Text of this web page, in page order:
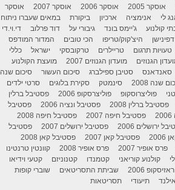
אוסקר 2005 אוסקר 2006 אוסקר 2007
אוסקר
לי אנימציה ארכיון ביקורת
במאים שעברו ניתוח
קולנוע ג'יימס בונד גיבורי על דוד פרלוב
די.וי.די
דפינישן היצ'קוק/טריפו הכי טובים
המדור המודפס
טעויות תרגום טריילרים טרקובסקי ישראל
כללי
הגנוזים מועדון הגנוזים 2007
מועצת הקולנוע
סאנדאנס סטיבן ספילברג סיכום העשור
סיכום שנה
שנה 2008 סינמטק סקירת בלוגים
סרטי ילדים
פוליצרוסקופ פוליצרסקופ 2006
פסטיבל ברלין
פסטיבל ברלין 2008 פסטיבל ונציה 2006
פסטיבל
פסטיבל חיפה 2007
פסטיבל חיפה 2008
ירושלים 2006 פסטיבל ירושלים 2007
פסטיבל
פסטיבל קאן 2007
פסטיבל קאן 2008
פרס אופיר 2007 פרס אופיר 2008
קוונטין טרנטינו
קולנוע קוריאני קטמנדו קטנוניזם
קטעי וידיאו
ראזיסקופ 2006 שביתת התסריטאים
שוברי קופות
תיעודי תסריטאות